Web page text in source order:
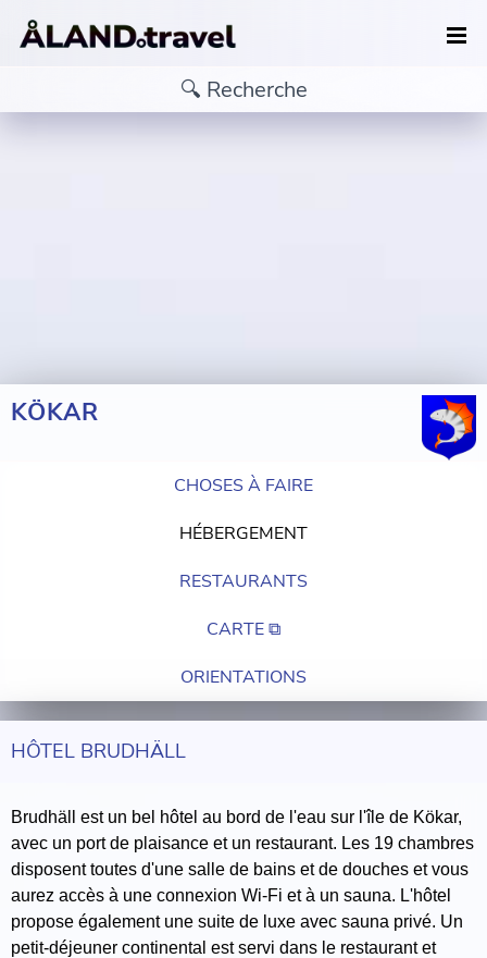
KÖKAR
CHOSES À FAIRE
HÉBERGEMENT
RESTAURANTS
CARTE ⧉
ORIENTATIONS
HÔTEL BRUDHÄLL
Brudhäll est un bel hôtel au bord de l'eau sur l'île de Kökar,
avec un port de plaisance et un restaurant. Les 19 chambres
disposent toutes d'une salle de bains et de douches et vous
aurez accès à une connexion Wi-Fi et à un sauna. L'hôtel
propose également une suite de luxe avec sauna privé. Un
petit-déjeuner continental est servi dans le restaurant et